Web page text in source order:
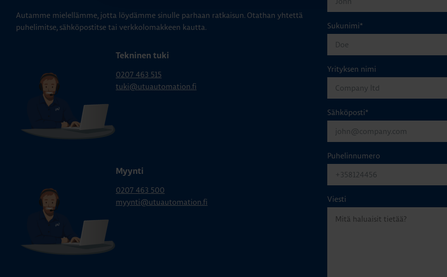
Autamme mielellämme, jotta löydämme sinulle parhaan ratkaisun. Otathan yhtettä
puhelimitse, sähköpostitse tai verkkolomakkeen kautta.
Tekninen tuki
0207 463 515
tuki@utuautomation.fi
Myynti
0207 463 500
myynti@utuautomation.fi
Sukunimi*
Yrityksen nimi
Sähköposti*
Puhelinnumero
Viesti